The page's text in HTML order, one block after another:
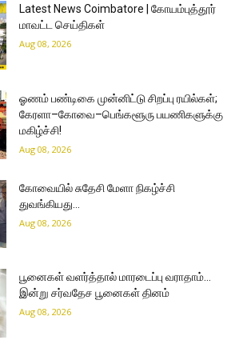
Latest News Coimbatore | கோயம்புத்தூர்
மாவட்ட செய்திகள்
Aug 08, 2026
ஓணம் பண்டிகை முன்னிட்டு சிறப்பு ரயில்கள்;
கேரளா–கோவை–பெங்களூரு பயணிகளுக்கு
மகிழ்ச்சி!
Aug 08, 2026
கோவையில் சுதேசி மேளா நிகழ்ச்சி
துவங்கியது…
Aug 08, 2026
பூனைகள் வளர்த்தால் மாரடைப்பு வராதாம்…
இன்று சர்வதேச பூனைகள் தினம்
Aug 08, 2026